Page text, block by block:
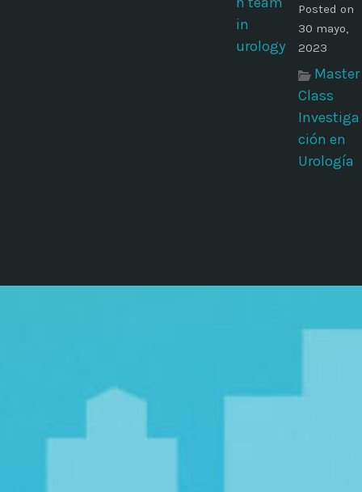
Posted on
30 mayo,
2023
Master
Class
Investiga
ción en
Urología